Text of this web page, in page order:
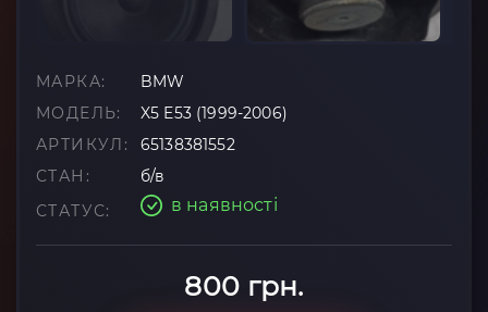
МАРКА:
BMW
МОДЕЛЬ:
X5 E53 (1999-2006)
АРТИКУЛ:
65138381552
СТАН:
б/в
СТАТУС:
в наявності
800 грн.